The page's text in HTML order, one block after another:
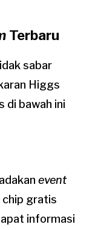
Terbaru
sabar
Higgs
di bawah ini
event
chip gratis
informasi